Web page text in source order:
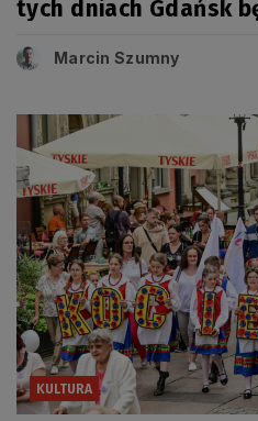
tych dniach Gdańsk
Marcin Szumny
KULTURA